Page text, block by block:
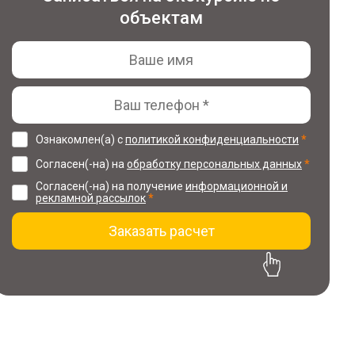
объектам
Ознакомлен(а) сполитикой конфиденциальности *
Согласен(-на) на обработку персональных данных*
Согласен(-на) на получение информационной и
рекламной рассылок*
Заказать расчет